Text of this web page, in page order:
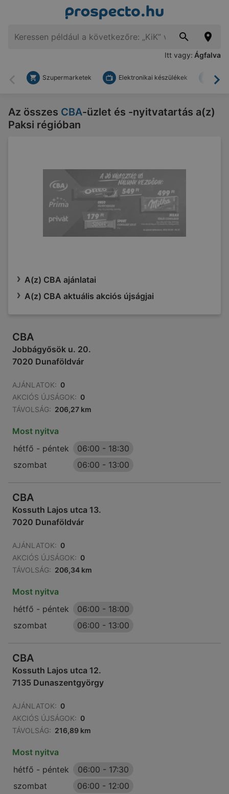
Itt vagy: Ágfalva
Vissza
Szupermarketek Elektronikai készülékek
Az összes CBA-üzlet és -nyitvatartás a(z)
Paksi régióban
A(z) CBA ajánlatai
A(z) CBA aktuális akciós újságjai
CBA
Jobbágyősök u. 20.
7020 Dunaföldvár
AJÁNLATOK: 0
AKCIÓS ÚJSÁGOK: 0
TÁVOLSÁG: 206,27 km
Most nyitva
hétfő - péntek
06:00 - 18:30
szombat
06:00 - 13:00
CBA
Kossuth Lajos utca 13.
7020 Dunaföldvár
AJÁNLATOK: 0
AKCIÓS ÚJSÁGOK: 0
TÁVOLSÁG: 206,34 km
Most nyitva
hétfő - péntek
06:00 - 18:00
szombat
06:00 - 13:00
CBA
Kossuth Lajos utca 12.
7135 Dunaszentgyörgy
AJÁNLATOK: 0
AKCIÓS ÚJSÁGOK: 0
TÁVOLSÁG: 216,89 km
Most nyitva
hétfő - péntek
06:00 - 17:30
szombat
06:00 - 12:00